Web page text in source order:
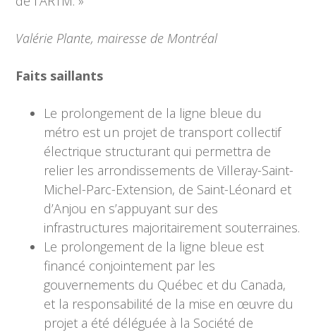
Valérie Plante, mairesse de Montréal
Faits saillants
Le prolongement de la ligne bleue du
métro est un projet de transport collectif
électrique structurant qui permettra de
relier les arrondissements de Villeray-Saint-
Michel-Parc-Extension, de Saint-Léonard et
d’Anjou en s’appuyant sur des
infrastructures majoritairement souterraines.
Le prolongement de la ligne bleue est
financé conjointement par les
gouvernements du Québec et du Canada,
et la responsabilité de la mise en œuvre du
projet a été déléguée à la Société de